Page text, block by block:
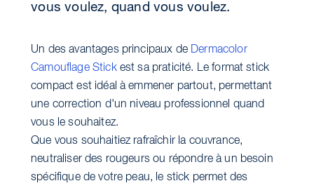
vous voulez, quand vous voulez.
Un des avantages principaux de Dermacolor
Camouflage Stickest sa praticité. Le format stick
compact est idéal à emmener partout, permettant
une correction d'un niveau professionnel quand
vous le souhaitez.
Que vous souhaitiez rafraîchir la couvrance,
neutraliser des rougeurs ou répondre à un besoin
spécifique de votre peau, le stick permet des